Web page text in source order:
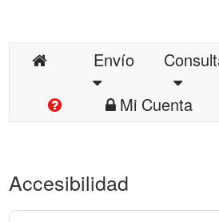
Envío
Mi Cuenta
Accesibilidad